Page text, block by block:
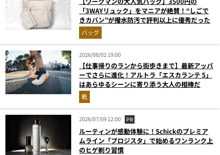
「3WAYリュック」をマニアが絶賛！“しごで
きカバン”が撥水防汚で評判以上に優秀だった
バッグ
2026/08/02 19:00
【仕事帰りのランから街歩きまで】最新アッパ
ーでさらに進化！アルトラ「エスカランテ 5」
はあらゆるシーンに寄り添う大人の相棒だ
靴
2026/07/09 12:00 PR
ルーティンが感動体験に！Schickのプレミア
ムライン「プロジスタ」で始めるワンランク上
のヒゲ剃り習慣